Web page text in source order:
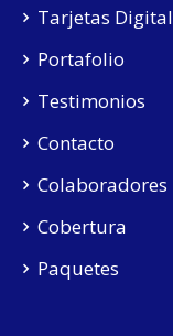
Tarjetas
Portafolio
Testimonios
Contacto
Colaboradores
Cobertura
Paquetes